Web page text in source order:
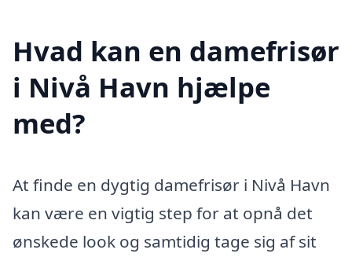
Hvad kan en damefrisør
i Nivå Havn hjælpe
med?
At finde en dygtig damefrisør i Nivå Havn
kan være en vigtig step for at opnå det
ønskede look og samtidig tage sig af sit